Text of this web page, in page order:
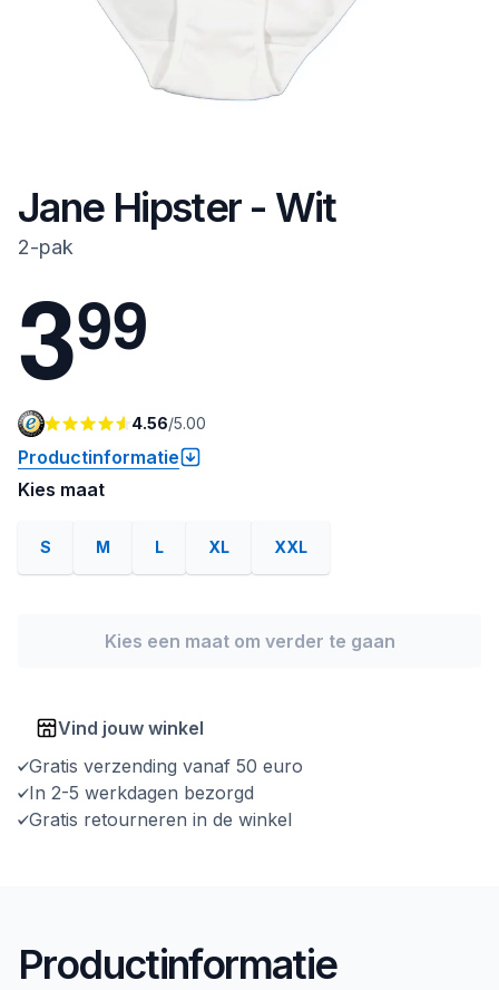
Jane Hipster - Wit
2-pak
399
4.56/5.00
Productinformatie
Kies maat
S M L XL XXL
Kies een maat om verder te gaan
Vind jouw winkel
Gratis verzending vanaf 50 euro
In 2-5 werkdagen bezorgd
Gratis retourneren in de winkel
Productinformatie